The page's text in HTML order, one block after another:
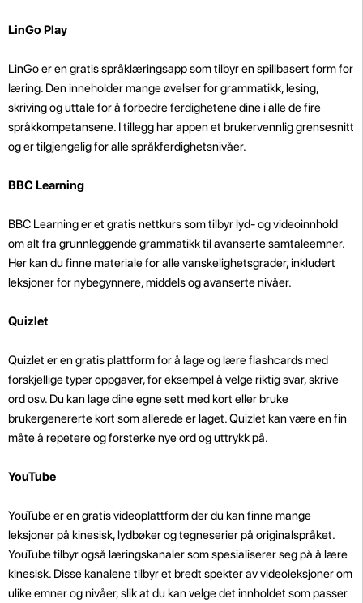
LinGo Play
LinGo er en gratis språklæringsapp som tilbyr en spillbasert form for
læring. Den inneholder mange øvelser for grammatikk, lesing,
skriving og uttale for å forbedre ferdighetene dine i alle de fire
språkkompetansene. I tillegg har appen et brukervennlig grensesnitt
og er tilgjengelig for alle språkferdighetsnivåer.
BBC Learning
BBC Learning er et gratis nettkurs som tilbyr lyd- og videoinnhold
om alt fra grunnleggende grammatikk til avanserte samtaleemner.
Her kan du finne materiale for alle vanskelighetsgrader, inkludert
leksjoner for nybegynnere, middels og avanserte nivåer.
Quizlet
Quizlet er en gratis plattform for å lage og lære flashcards med
forskjellige typer oppgaver, for eksempel å velge riktig svar, skrive
ord osv. Du kan lage dine egne sett med kort eller bruke
brukergenererte kort som allerede er laget. Quizlet kan være en fin
måte å repetere og forsterke nye ord og uttrykk på.
YouTube
YouTube er en gratis videoplattform der du kan finne mange
leksjoner på kinesisk, lydbøker og tegneserier på originalspråket.
YouTube tilbyr også læringskanaler som spesialiserer seg på å lære
kinesisk. Disse kanalene tilbyr et bredt spekter av videoleksjoner om
ulike emner og nivåer, slik at du kan velge det innholdet som passer